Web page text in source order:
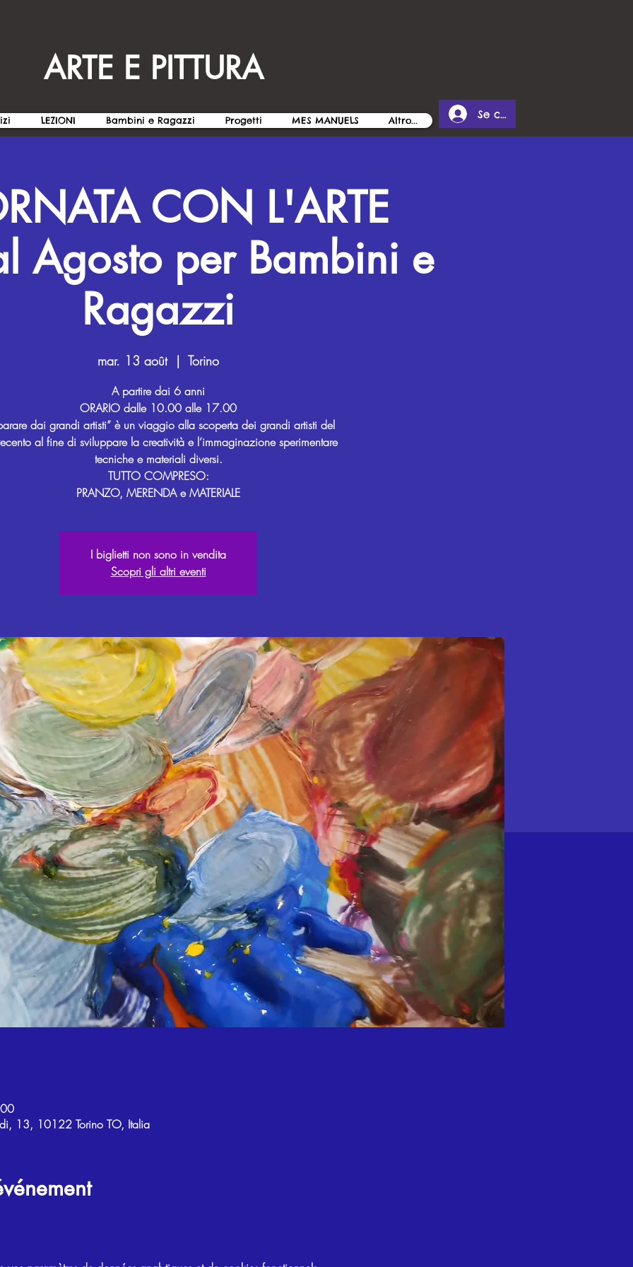
ARTE E PITTURA
LEZIONI Bambini e Ragazzi Progetti MES MANUELS Altro... Se connecter
CON L'ARTE
Agosto per Bambini e
Ragazzi
mar. 13 août
  |
Torino
A partire dai 6 anni
ORARIO dalle 10.00 alle 17.00
dai grandi artisti” è un viaggio alla scoperta dei grandi artisti del
al fine di sviluppare la creatività e l’immaginazione sperimentare
tecniche e materiali diversi.
TUTTO COMPRESO:
I biglietti non sono in vendita
Scopri gli altri eventi
13, 10122 Torino TO, Italia